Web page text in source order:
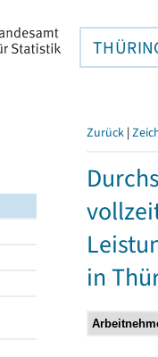
Zurück |
in